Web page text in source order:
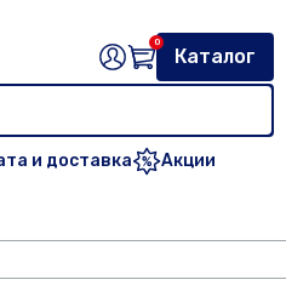
и доставка Акции
Каталог
0